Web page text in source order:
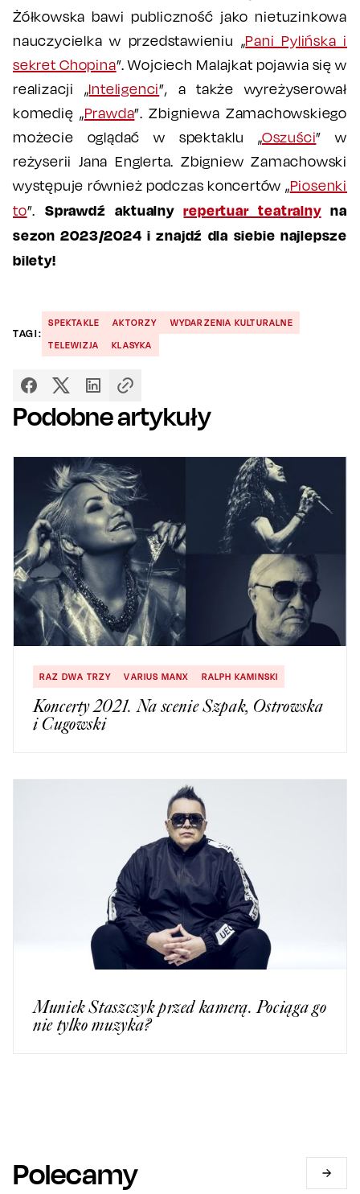
Żółkowska bawi publiczność jako nietuzinkowa
nauczycielka w przedstawieniu „Pani Pylińska i
sekret Chopina”. Wojciech Malajkat pojawia się w
realizacji „Inteligenci”, a także wyreżyserował
komedię „Prawda”. Zbigniewa Zamachowskiego
możecie oglądać w spektaklu „Oszuści” w
reżyserii Jana Englerta. Zbigniew Zamachowski
występuje również podczas koncertów „Piosenki
to”. Sprawdź aktualnyrepertuar teatralnyna
sezon 2023/2024 i znajdź dla siebie najlepsze
bilety!
TAGI:
SPEKTAKLE AKTORZY
WYDARZENIA KULTURALNE
TELEWIZJA
KLASYKA
Podobne artykuły
RAZ DWA TRZY VARIUS MANX RALPH KAMINSKI
Koncerty 2021. Na scenie Szpak, Ostrowska
i Cugowski
Muniek Staszczyk przed kamerą. Pociąga go
nie tylko muzyka?
Polecamy